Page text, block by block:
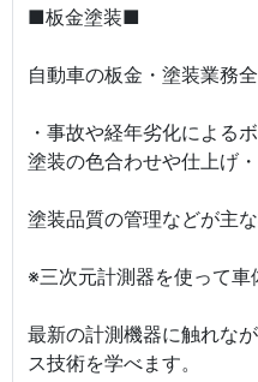
■板金塗装■
自動車の板金・塗装業務
・事故や経年劣化による
塗装の色合わせや仕上げ・
塗装品質の管理などが主な
※三次元計測器を使って車
最新の計測機器に触れな
ス技術を学べます。